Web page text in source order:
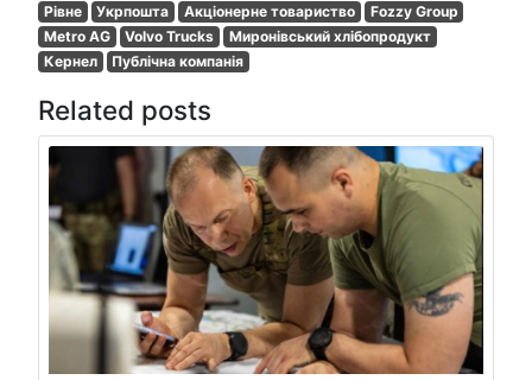
Рівне Укрпошта Акціонерне товариство
Fozzy Group
Metro AG
Volvo Trucks
Миронівський хлібопродукт
Кернел
Публічна компанія
Related posts